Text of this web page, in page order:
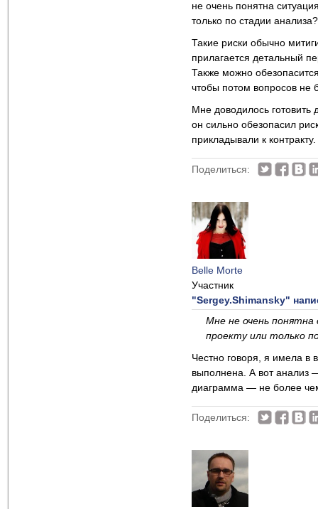
не очень понятна
только по стадии
Такие риски обычно
прилагается детальный
Также можно
чтобы потом вопросов не
Мне доводилось
он сильно обезопасил
прикладывали к
Поделиться:
Belle Morte
Участник
"Sergey.Shimansky"
Мне не очень понятна
проекту или только
Честно говоря, я имела в
выполнена. А вот анализ
диаграмма — не более
Поделиться: